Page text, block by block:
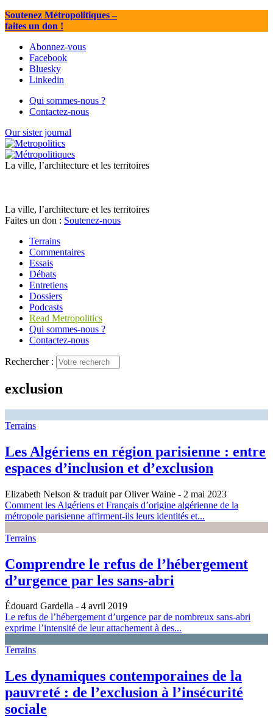
Soutenez Métropolitiques–
faites un don !
Abonnez-vous
Facebook
Bluesky
Linkedin
Qui sommes-nous ?
Contactez-nous
Our sister journal
La ville, l’architecture et les territoires
La ville, l’architecture et les territoires
Faites un don : Soutenez-nous
Terrains
Commentaires
Essais
Débats
Entretiens
Dossiers
Podcasts
Read Metropolitics
Qui sommes-nous ?
Contactez-nous
Rechercher :
exclusion
Terrains
Les Algériens en région parisienne : entre
espaces d’inclusion et d’exclusion
Elizabeth Nelson & traduit par Oliver Waine - 2 mai 2023
Comment les Algériens et Français d’origine algérienne de la
métropole parisienne affirment-ils leurs identités et...
Terrains
Comprendre le refus de l’hébergement
d’urgence par les sans-abri
Édouard Gardella - 4 avril 2019
Le refus de l’hébergement d’urgence par de nombreux sans-abri
exprime l’intensité de leur attachement à des...
Terrains
Les dynamiques contemporaines de la
pauvreté : de l’exclusion à l’insécurité
sociale